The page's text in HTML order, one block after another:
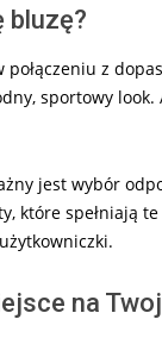
bluzę?
z
sportowy
jest wybór
które spełniają
na